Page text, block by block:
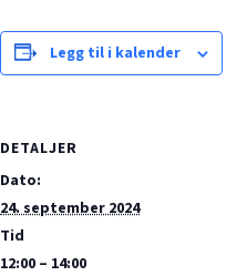
Legg til i kalender
DETALJER
Dato:
24. september 2024
Tid
12:00 – 14:00